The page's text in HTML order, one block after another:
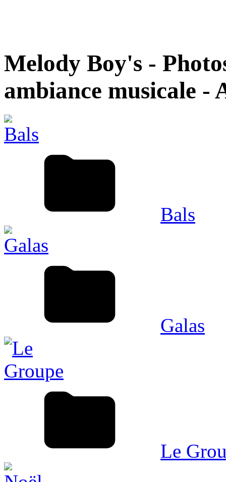
Melody Boy's -
ambiance musicale -
Bals
Galas
Le